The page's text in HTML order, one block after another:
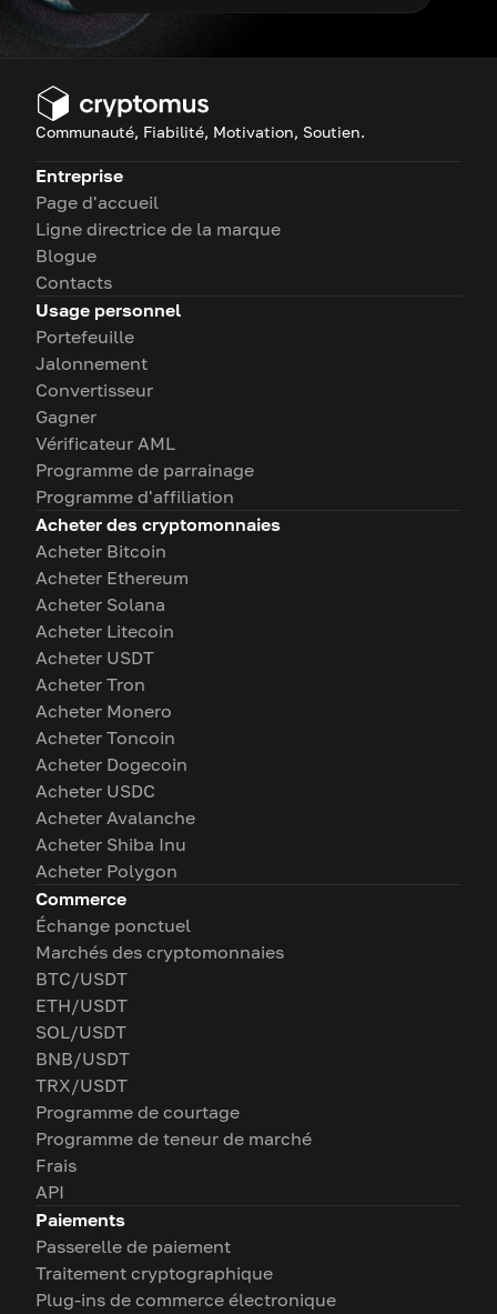
Communauté, Fiabilité, Motivation, Soutien.
Entreprise
Page d'accueil
Ligne directrice de la marque
Blogue
Contacts
Usage personnel
Portefeuille
Jalonnement
Convertisseur
Gagner
Vérificateur AML
Programme de parrainage
Programme d'affiliation
Acheter des cryptomonnaies
Acheter Bitcoin
Acheter Ethereum
Acheter Solana
Acheter Litecoin
Acheter USDT
Acheter Tron
Acheter Monero
Acheter Toncoin
Acheter Dogecoin
Acheter USDC
Acheter Avalanche
Acheter Shiba Inu
Acheter Polygon
Commerce
Échange ponctuel
Marchés des cryptomonnaies
BTC/USDT
ETH/USDT
SOL/USDT
BNB/USDT
TRX/USDT
Programme de courtage
Programme de teneur de marché
Frais
API
Paiements
Passerelle de paiement
Traitement cryptographique
Plug-ins de commerce électronique